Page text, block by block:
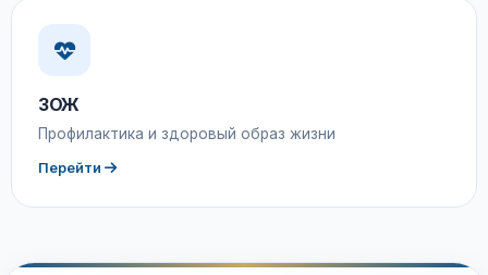
ЗОЖ
Профилактика и здоровый образ жизни
Перейти